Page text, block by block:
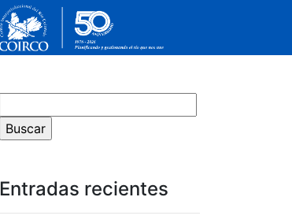
Entradas recientes